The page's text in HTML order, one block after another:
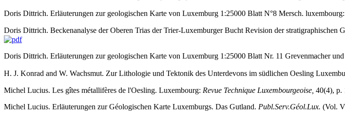
Doris Dittrich. Erläuterungen zur geologischen Karte von Luxemburg 1:25000 Blatt N°8 Mersch. luxembourg:
Doris Dittrich. Beckenanalyse der Oberen Trias der Trier-Luxemburger Bucht Revision der stratigraphischen
Doris Dittrich. Erläuterungen zur geologischen Karte von Luxemburg 1:25000 Blatt Nr. 11 Grevenmacher
H. J. Konrad and W. Wachsmut. Zur Lithologie und Tektonik des Unterdevons im südlichen Oesling
Michel Lucius. Les gîtes métallifères de l'Oesling. Luxembourg: Revue Technique Luxembourgeoise, 40(4), p.
Michel Lucius. Erläuterungen zur Géologischen Karte Luxemburgs. Das Gutland. Publ.Serv.Géol.Lux. (Vol.